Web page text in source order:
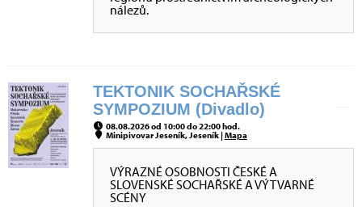
nálezů.
TEKTONIK SOCHAŘSKÉ
SYMPOZIUM (Divadlo)
08.08.2026 od 10:00 do 22:00 hod.
Minipivovar Jeseník, Jeseník |Mapa
VÝRAZNÉ OSOBNOSTI ČESKÉ A
SLOVENSKÉ SOCHAŘSKÉ A VÝTVARNÉ
SCÉNY